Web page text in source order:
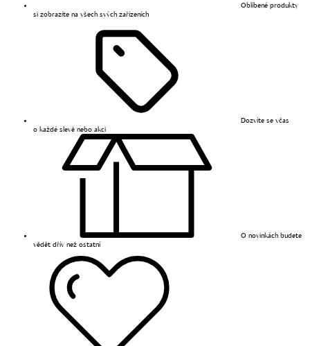
Oblíbené produkty
si zobrazíte na všech svých zařízeních
Dozvíte se včas
o každé slevě nebo akci
O novinkách budete
vědět dřív než ostatní